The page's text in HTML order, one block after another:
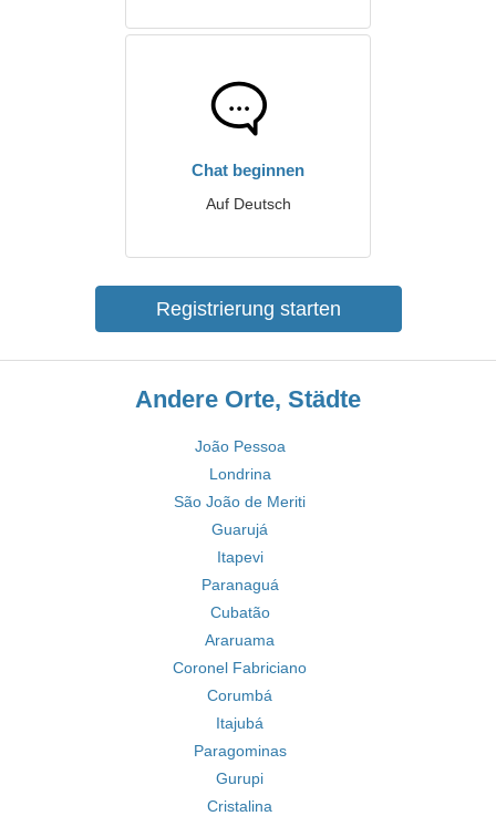
Chat beginnen
Auf Deutsch
Registrierung starten
Andere Orte, Städte
João Pessoa
Londrina
São João de Meriti
Guarujá
Itapevi
Paranaguá
Cubatão
Araruama
Coronel Fabriciano
Corumbá
Itajubá
Paragominas
Gurupi
Cristalina